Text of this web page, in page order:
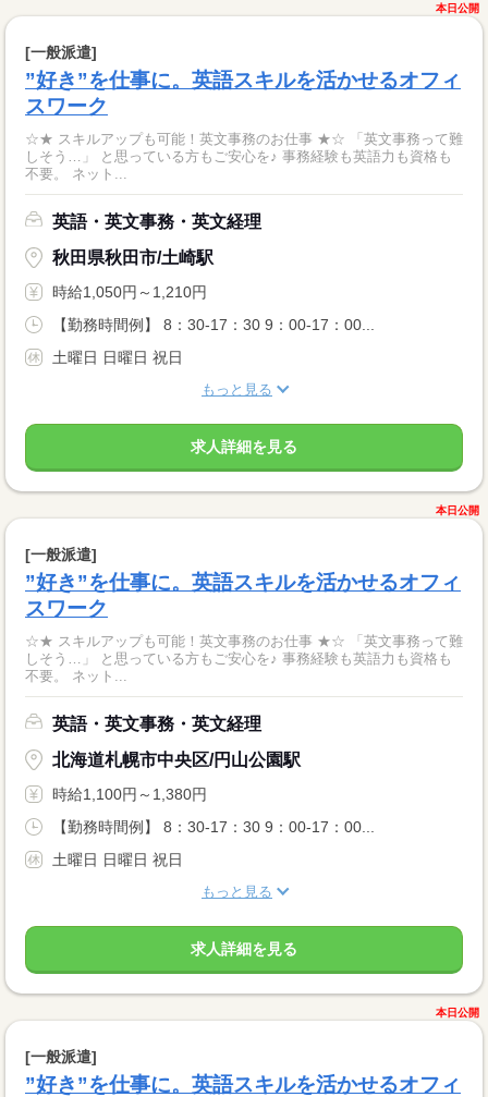
本日公開
[一般派遣]
”好き”を仕事に。英語スキルを活かせるオフィ
スワーク
☆★ スキルアップも可能！英文事務のお仕事 ★☆ 「英文事務って難
しそう…」 と思っている方もご安心を♪ 事務経験も英語力も資格も
不要。 ネット...
英語・英文事務・英文経理
秋田県秋田市/土崎駅
時給1,050円～1,210円
【勤務時間例】 8：30-17：30 9：00-17：00...
土曜日 日曜日 祝日
もっと見る
求人詳細を見る
本日公開
[一般派遣]
”好き”を仕事に。英語スキルを活かせるオフィ
スワーク
☆★ スキルアップも可能！英文事務のお仕事 ★☆ 「英文事務って難
しそう…」 と思っている方もご安心を♪ 事務経験も英語力も資格も
不要。 ネット...
英語・英文事務・英文経理
北海道札幌市中央区/円山公園駅
時給1,100円～1,380円
【勤務時間例】 8：30-17：30 9：00-17：00...
土曜日 日曜日 祝日
もっと見る
求人詳細を見る
本日公開
[一般派遣]
”好き”を仕事に。英語スキルを活かせるオフィ